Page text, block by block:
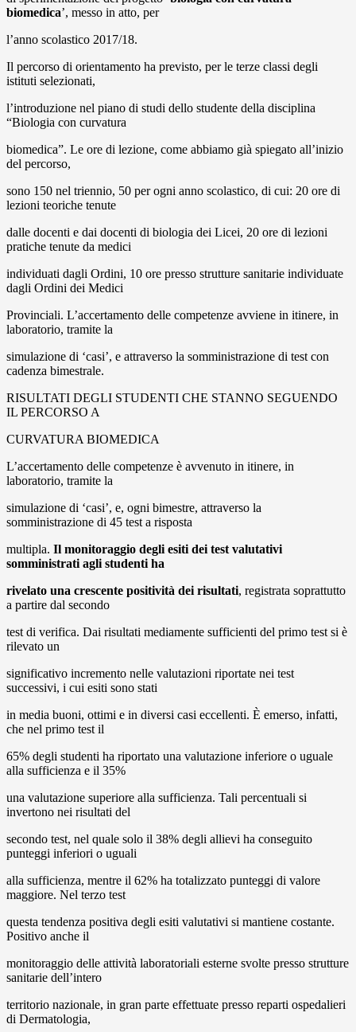
biomedica’, messo in atto, per
l’anno scolastico 2017/18.
Il percorso di orientamento ha previsto, per le terze classi degli
istituti selezionati,
l’introduzione nel piano di studi dello studente della disciplina
“Biologia con curvatura
biomedica”. Le ore di lezione, come abbiamo già spiegato all’inizio
del percorso,
sono 150 nel triennio, 50 per ogni anno scolastico, di cui: 20 ore di
lezioni teoriche tenute
dalle docenti e dai docenti di biologia dei Licei, 20 ore di lezioni
pratiche tenute da medici
individuati dagli Ordini, 10 ore presso strutture sanitarie individuate
dagli Ordini dei Medici
Provinciali. L’accertamento delle competenze avviene in itinere, in
laboratorio, tramite la
simulazione di ‘casi’, e attraverso la somministrazione di test con
cadenza bimestrale.
RISULTATI DEGLI STUDENTI CHE STANNO SEGUENDO
IL PERCORSO A
CURVATURA BIOMEDICA
L’accertamento delle competenze è avvenuto in itinere, in
laboratorio, tramite la
simulazione di ‘casi’, e, ogni bimestre, attraverso la
somministrazione di 45 test a risposta
multipla. Il monitoraggio degli esiti dei test valutativi
somministrati agli studenti ha
rivelato una crescente positività dei risultati, registrata soprattutto
a partire dal secondo
test di verifica. Dai risultati mediamente sufficienti del primo test si è
rilevato un
significativo incremento nelle valutazioni riportate nei test
successivi, i cui esiti sono stati
in media buoni, ottimi e in diversi casi eccellenti. È emerso, infatti,
che nel primo test il
65% degli studenti ha riportato una valutazione inferiore o uguale
alla sufficienza e il 35%
una valutazione superiore alla sufficienza. Tali percentuali si
invertono nei risultati del
secondo test, nel quale solo il 38% degli allievi ha conseguito
punteggi inferiori o uguali
alla sufficienza, mentre il 62% ha totalizzato punteggi di valore
maggiore. Nel terzo test
questa tendenza positiva degli esiti valutativi si mantiene costante.
Positivo anche il
monitoraggio delle attività laboratoriali esterne svolte presso strutture
sanitarie dell’intero
territorio nazionale, in gran parte effettuate presso reparti ospedalieri
di Dermatologia,